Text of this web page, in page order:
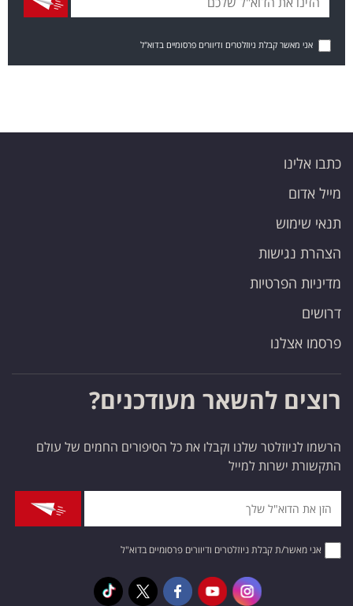
אני מאשר קבלת ניוזלטרים ודיוורים פרסומיים בדוא"ל
כתבו אלינו
מייל אדום
תנאי שימוש
הצהרת נגישות
מדיניות הפרטיות
דרושים
פרסמו אצלנו
רוצים להשאר מעודכנים?
הרשמו לניוזלטר שלנו וקבלו את כל הסיפורים החמים של עולם
התקשורת ישרות למייל
אני מאשר/ת קבלת ניוזלטרים ודיוורים פרסומיים בדוא"ל